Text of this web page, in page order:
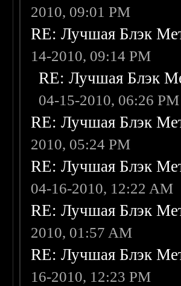
2010, 09:01 PM
RE: Лучшая Блэк
14-2010, 09:14 PM
RE: Лучшая Блэк
04-15-2010, 06:26 PM
RE: Лучшая Блэк
2010, 05:24 PM
RE: Лучшая Блэк
04-16-2010, 12:22 AM
RE: Лучшая Блэк
2010, 01:57 AM
RE: Лучшая Блэк
16-2010, 12:23 PM